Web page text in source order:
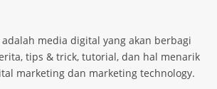
media digital yang akan berbagi
tips & trick, tutorial, dan hal menarik
marketing dan marketing technology.